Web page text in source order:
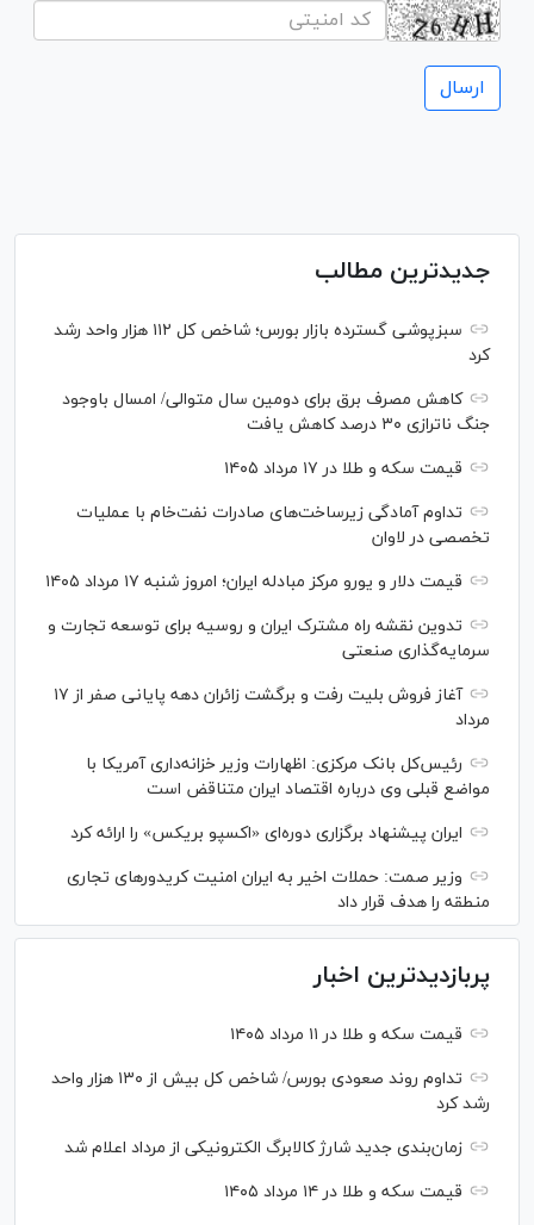
جدیدترین مطالب
سبزپوشی گسترده بازار بورس؛ شاخص کل ۱۱۲ هزار واحد رشد
کرد
کاهش مصرف برق برای دومین سال متوالی/ امسال باوجود
جنگ ناترازی ۳۰ درصد کاهش یافت
قیمت سکه و طلا در ۱۷ مرداد ۱۴۰۵
تداوم آمادگی زیرساخت‌های صادرات نفت‌خام با عملیات
تخصصی در لاوان
قیمت دلار و یورو مرکز مبادله ایران؛ امروز شنبه ۱۷ مرداد ۱۴۰۵
تدوین نقشه راه مشترک ایران و روسیه برای توسعه تجارت و
سرمایه‌گذاری صنعتی
آغاز فروش بلیت رفت و برگشت زائران دهه پایانی صفر از ۱۷
مرداد
رئیس‌کل بانک مرکزی: اظهارات وزیر خزانه‌داری آمریکا با
مواضع قبلی وی درباره اقتصاد ایران متناقض است
ایران پیشنهاد برگزاری دوره‌ای «اکسپو بریکس» را ارائه کرد
وزیر صمت: حملات اخیر به ایران امنیت کریدورهای تجاری
منطقه را هدف قرار داد
پربازدیدترین اخبار
قیمت سکه و طلا در ۱۱ مرداد ۱۴۰۵
تداوم روند صعودی بورس/ شاخص کل بیش از ۱۳۰ هزار واحد
رشد کرد
زمان‌بندی جدید شارژ کالابرگ الکترونیکی از مرداد اعلام شد
قیمت سکه و طلا در ۱۴ مرداد ۱۴۰۵